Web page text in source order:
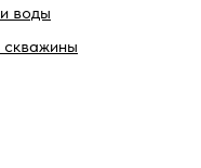
воды
скважины